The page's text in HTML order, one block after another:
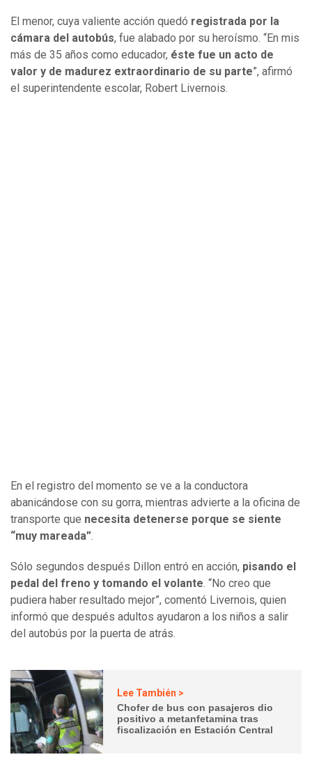
El menor, cuya valiente acción quedó registrada por la
cámara del autobús, fue alabado por su heroísmo. “En mis
más de 35 años como educador, éste fue un acto de
valor y de madurez extraordinario de su parte”, afirmó
el superintendente escolar, Robert Livernois.
En el registro del momento se ve a la conductora
abanicándose con su gorra, mientras advierte a la oficina de
transporte que necesita detenerse porque se siente
“muy mareada”
Sólo segundos después Dillon entró en acción, pisando el
pedal del freno y tomando el volante . “No creo que
pudiera haber resultado mejor”, comentó Livernois, quien
informó que después adultos ayudaron a los niños a salir
del autobús por la puerta de atrás.
Lee También >
Chofer de bus con pasajeros dio
positivo a metanfetamina tras
fiscalización en Estación Central